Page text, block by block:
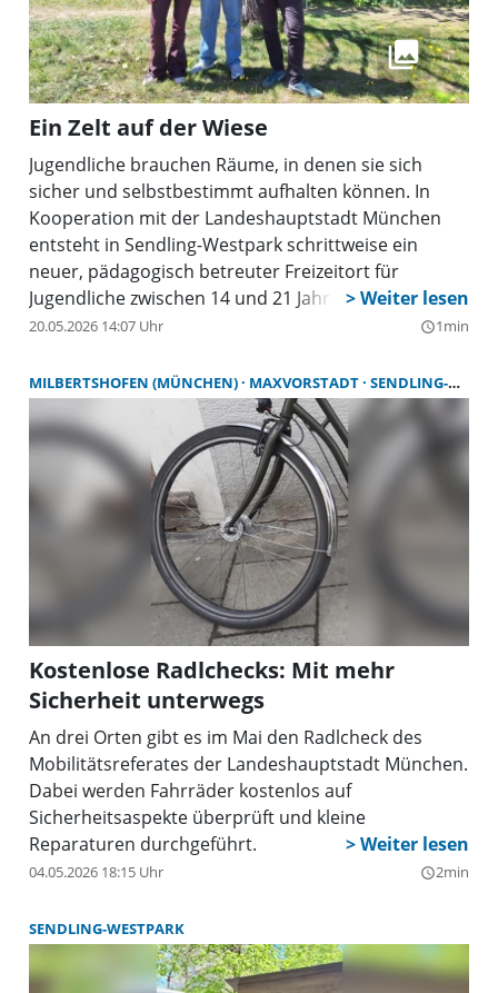
Ein Zelt auf der Wiese
Jugendliche brauchen Räume, in denen sie sich
sicher und selbstbestimmt aufhalten können. In
Kooperation mit der Landeshauptstadt München
entsteht in Sendling-Westpark schrittweise ein
neuer, pädagogisch betreuter Freizeitort für
Jugendliche zwischen 14 und 21 Jahren unter
Trägerschaft des Feierwerk e.V. Der „Interim
umzäunten Zelt auf dem Grünstreifen an der Ecke
Bernrieder Straße / Garmischer Straße und soll in
den kommenden Monaten schrittweise gemeinsam
mit den Jugendlichen ausgestattet, erweitert,
verschönertund mit Leben gefüllt werden. Der neue
Jugendtreff soll Begegnungen fördern, Spannungen
vorbeugen und das respektvolle Miteinander im
Viertel stärken. Ab sofort bietet der Treff
Jugendlichen im Rahmen eines regelmäßigen
offenen Betriebs einen Ort zum Austausch, zur
Begegnung und zur Mitgestaltung.
20.05.2026 14:07 Uhr query_builder1min
MILBERTSHOFEN (MÜNCHEN) MAXVORSTADT SENDLING-WESTPARK
Kostenlose Radlchecks: Mit mehr
Sicherheit unterwegs
An drei Orten gibt es im Mai den Radlcheck des
Mobilitätsreferates der Landeshauptstadt München.
Dabei werden Fahrräder kostenlos auf
Sicherheitsaspekte überprüft und kleine
Reparaturen durchgeführt.
04.05.2026 18:15 Uhr query_builder2min
SENDLING-WESTPARK